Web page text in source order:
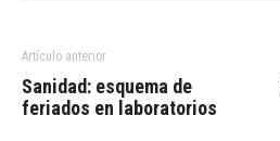
Artículo anterior
Sanidad: esquema de
feriados en laboratorios